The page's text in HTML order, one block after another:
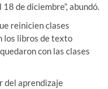
de diciembre”, abundó.
reinicien clases
los libros de texto
con las clases
del aprendizaje